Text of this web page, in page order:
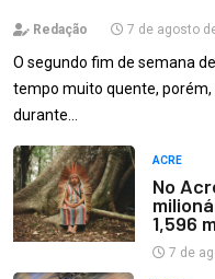
Redação 7 de agosto
O segundo fim de semana
tempo muito quente,
durante…
ACRE
No
1,596
7 de